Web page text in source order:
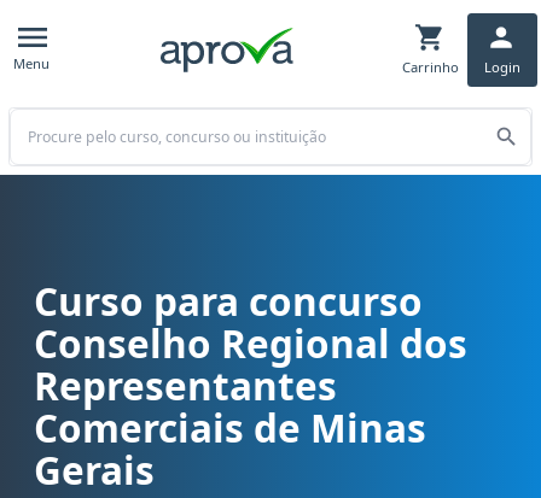
Menu Carrinho Login
Buscar
Curso para concurso CORE MG - Conselho Regional dos
Curso para concurso
Conselho Regional dos
Representantes
Comerciais de Minas
Gerais